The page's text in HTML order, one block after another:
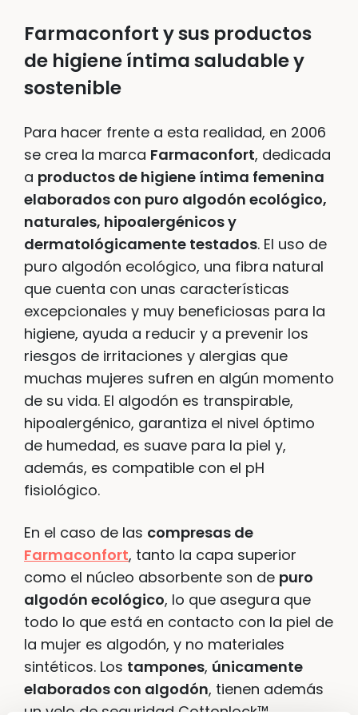
Farmaconfort y sus productos
de higiene íntima saludabley
sostenible
Para hacer frente a esta realidad, en 2006
se crea la marca Farmaconfort, dedicada
a productos de higiene íntima femenina
elaborados con puro algodón ecológico,
naturales, hipoalergénicos y
dermatológicamente testados. El uso de
puro algodón ecológico, una fibra natural
que cuenta con unas características
excepcionales y muy beneficiosas para la
higiene, ayuda a reducir y a prevenir los
riesgos de irritaciones y alergias que
muchas mujeres sufren en algún momento
de su vida. El algodón es transpirable,
hipoalergénico, garantiza el nivel óptimo
de humedad, es suave para la piel y,
además, es compatible con el pH
fisiológico.
En el caso de las compresas de
Farmaconfort, tanto la capa superior
como el núcleo absorbente son de puro
algodón ecológico, lo que asegura que
todo lo que está en contacto con la piel de
la mujer es algodón, y no materiales
sintéticos. Los tampones, únicamente
elaborados con algodón, tienen además